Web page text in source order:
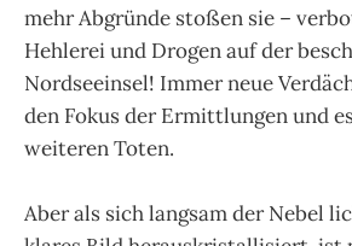
mehr Abgründe stoßen sie –
Hehlerei und Drogen auf der
Nordseeinsel! Immer neue
den Fokus der Ermittlungen und
weiteren Toten.
Aber als sich langsam der Nebel